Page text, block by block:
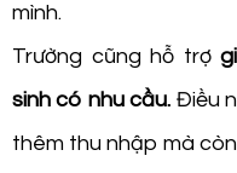
mình.
Trường cũng hỗ trợ
sinh có nhu cầu. Điều
thêm thu nhập mà